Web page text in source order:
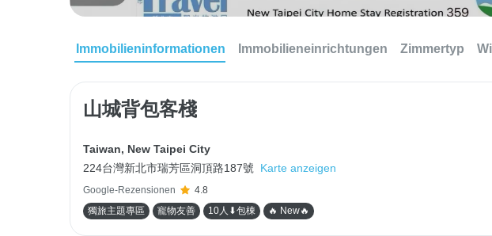
Immobilieninformationen Immobilieneinrichtungen Zimmertyp
山城背包客棧
Taiwan, New Taipei City
224台灣新北市瑞芳區洞頂路187號
Karte anzeigen
Google-Rezensionen
4.8
獨旅主題專區
寵物友善 10人⬇包棟 🔥 New🔥